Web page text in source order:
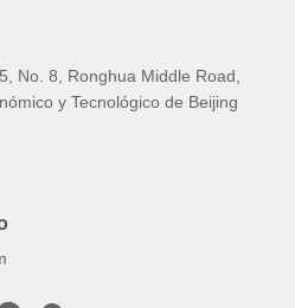
No. 8, Ronghua Middle Road,
y Tecnológico de Beijing